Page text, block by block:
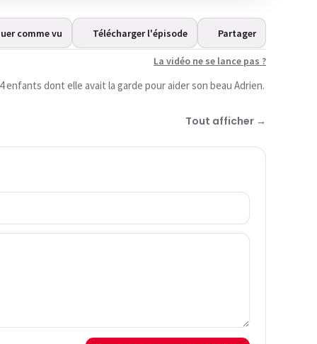
comme vu Télécharger l'épisode Partager
La vidéo ne se lance pas ?
dont elle avait la garde pour aider son beau Adrien.
Tout afficher →